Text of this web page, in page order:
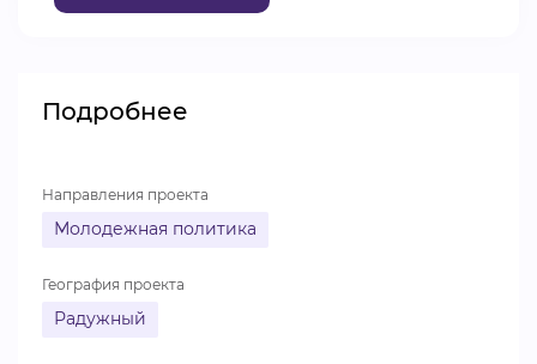
Подробнее
Направления проекта
Молодежная политика
География проекта
Радужный